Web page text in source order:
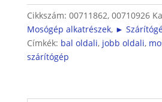
Cikkszám: 00711862, 00710926
Mosógép alkatrészek, ►
Címkék: bal oldali, jobb oldali,
szárítógép